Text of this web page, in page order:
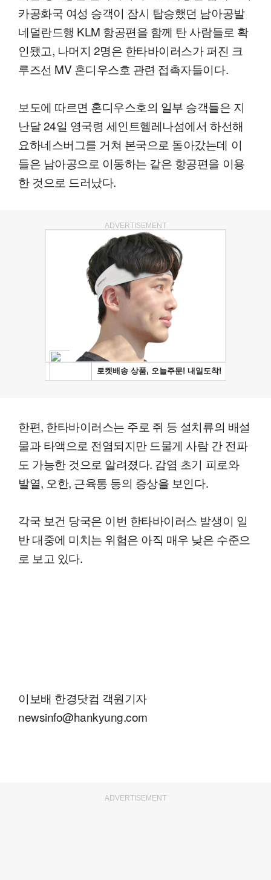
카공화국 여성 승객이 잠시 탑승했던 남아공발
네덜란드행 KLM 항공편을 함께 탄 사람들로 확
인됐고, 나머지 2명은 한타바이러스가 퍼진 크
루즈선 MV 혼디우스호 관련 접촉자들이다.
보도에 따르면 혼디우스호의 일부 승객들은 지
난달 24일 영국령 세인트헬레나섬에서 하선해
요하네스버그를 거쳐 본국으로 돌아갔는데 이
들은 남아공으로 이동하는 같은 항공편을 이용
한 것으로 드러났다.
ADVERTISEMENT
한편, 한타바이러스는 주로 쥐 등 설치류의 배설
물과 타액으로 전염되지만 드물게 사람 간 전파
도 가능한 것으로 알려졌다. 감염 초기 피로와
발열, 오한, 근육통 등의 증상을 보인다.
각국 보건 당국은 이번 한타바이러스 발생이 일
반 대중에 미치는 위험은 아직 매우 낮은 수준으
로 보고 있다.
이보배 한경닷컴 객원기자
newsinfo@hankyung.com
ADVERTISEMENT